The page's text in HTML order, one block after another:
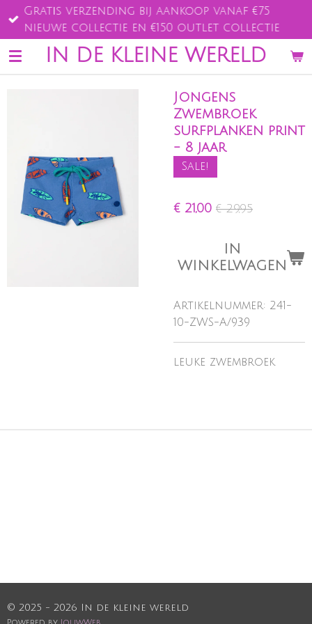
Ga
direct
naar
de
IN DE KLEINE WERELD
Gratis verzending bij aankoop vanaf €75
nieuwe collectie en €150 outlet collectie
Jongens
Zwembroek
surfplanken print
- 8 jaar
Sale!
€ 21,00 € 29,95
IN
WINKELWAGEN
Artikelnummer: 241-
10-ZWS-A/939
leuke zwembroek
© 2025 - 2026 In de kleine wereld